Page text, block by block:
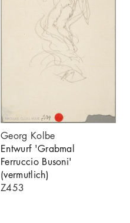
Georg Kolbe
Entwurf 'Grabmal
Ferruccio Busoni'
(vermutlich)
Z453